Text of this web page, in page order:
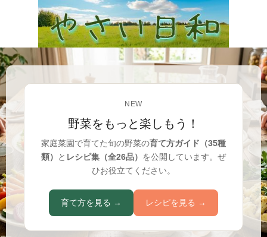
NEW
野菜をもっと楽しもう！
家庭菜園で育てた旬の野菜の育て方ガイド（35種
類）
と レシピ集（全26品） を公開しています。ぜ
ひお役立てください。
育て方を見る → レシピを見る →